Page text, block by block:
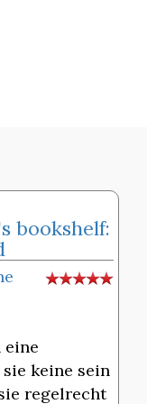
bookshelf:
keine sein
regelrecht